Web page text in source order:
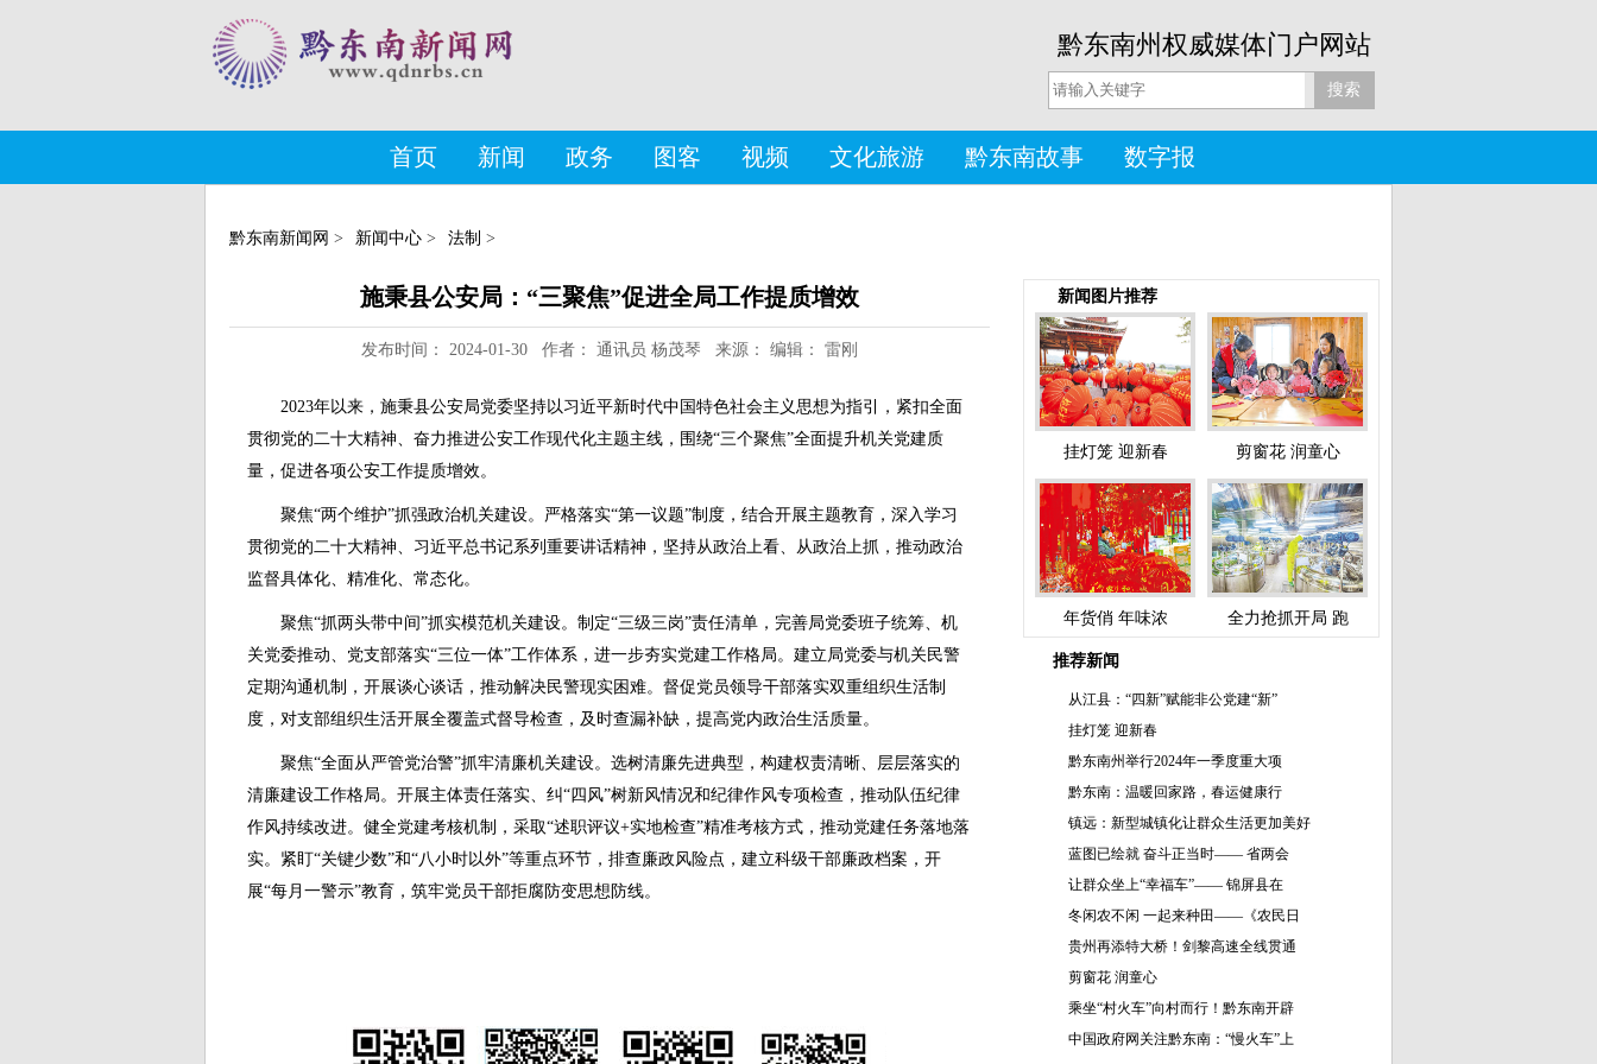
黔东南州权威媒体门户网站
首页 新闻 政务 图客 视频 文化旅游 黔东南故事 数字报
黔东南新闻网 > 新闻中心 > 法制 >
施秉县公安局：“三聚焦”促进全局工作提质增效
发布时间： 2024-01-30 作者： 通讯员 杨茂琴 来源： 编辑： 雷刚
2023年以来，施秉县公安局党委坚持以习近平新时代中国特色社会主义思想为指引，紧扣全面
贯彻党的二十大精神、奋力推进公安工作现代化主题主线，围绕“三个聚焦”全面提升机关党建质
量，促进各项公安工作提质增效。
聚焦“两个维护”抓强政治机关建设。严格落实“第一议题”制度，结合开展主题教育，深入学习
贯彻党的二十大精神、习近平总书记系列重要讲话精神，坚持从政治上看、从政治上抓，推动政治
监督具体化、精准化、常态化。
聚焦“抓两头带中间”抓实模范机关建设。制定“三级三岗”责任清单，完善局党委班子统筹、机
关党委推动、党支部落实“三位一体”工作体系，进一步夯实党建工作格局。建立局党委与机关民警
定期沟通机制，开展谈心谈话，推动解决民警现实困难。督促党员领导干部落实双重组织生活制
度，对支部组织生活开展全覆盖式督导检查，及时查漏补缺，提高党内政治生活质量。
聚焦“全面从严管党治警”抓牢清廉机关建设。选树清廉先进典型，构建权责清晰、层层落实的
清廉建设工作格局。开展主体责任落实、纠“四风”树新风情况和纪律作风专项检查，推动队伍纪律
作风持续改进。健全党建考核机制，采取“述职评议+实地检查”精准考核方式，推动党建任务落地落
实。紧盯“关键少数”和“八小时以外”等重点环节，排查廉政风险点，建立科级干部廉政档案，开
展“每月一警示”教育，筑牢党员干部拒腐防变思想防线。
新闻图片推荐
挂灯笼 迎新春 剪窗花 润童心
年货俏 年味浓 全力抢抓开局 跑
推荐新闻
从江县：“四新”赋能非公党建“新”
挂灯笼 迎新春
黔东南州举行2024年一季度重大项
黔东南：温暖回家路，春运健康行
镇远：新型城镇化让群众生活更加美好
蓝图已绘就 奋斗正当时—— 省两会
让群众坐上“幸福车”—— 锦屏县在
冬闲农不闲 一起来种田——《农民日
贵州再添特大桥！剑黎高速全线贯通
剪窗花 润童心
乘坐“村火车”向村而行！黔东南开辟
中国政府网关注黔东南：“慢火车”上